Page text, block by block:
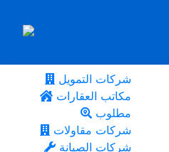
شركات التمويل
مكاتب العقارات
مطلوب
شركات مقاولات
شركات الصيانة